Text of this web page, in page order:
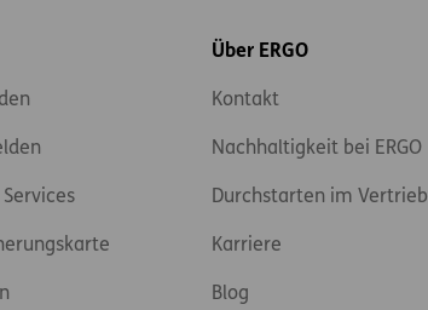
Über ERGO
Kontakt
Nachhaltigkeit bei ERGO
Durchstarten im Vertrieb
Karriere
Blog